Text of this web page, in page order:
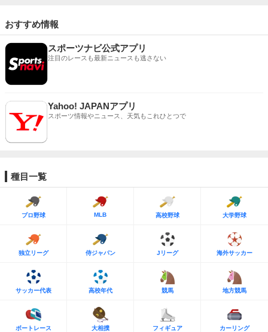
おすすめ情報
スポーツナビ公式アプリ
注目のレースも最新ニュースも逃さない
Yahoo! JAPANアプリ
スポーツ情報やニュース、天気もこれひとつで
種目一覧
プロ野球 MLB 高校野球 大学野球
独立リーグ 侍ジャパン Jリーグ 海外サッカー
サッカー代表 高校年代 競馬 地方競馬
ボートレース 大相撲 フィギュア カーリング